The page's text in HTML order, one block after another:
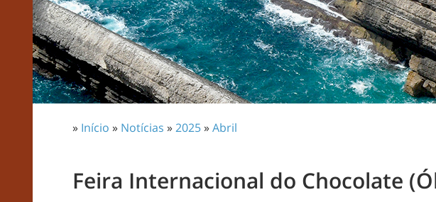
» Início » Notícias »2025»Abril
Feira Internacional do Chocolate